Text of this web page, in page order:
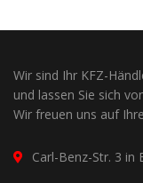
Wir sind Ihr KFZ-
und lassen Sie sich
Wir freuen uns auf
Carl-Benz-Str. 3 in